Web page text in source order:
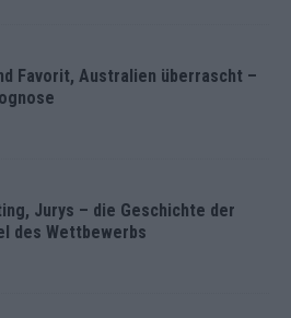
Favorit, Australien überrascht –
Jurys – die Geschichte der
des Wettbewerbs